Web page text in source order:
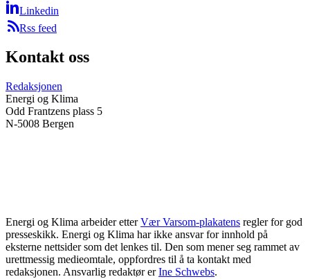
Linkedin
Rss feed
Kontakt oss
Redaksjonen
Energi og Klima
Odd Frantzens plass 5
N-5008 Bergen
Energi og Klima arbeider etter Vær Varsom-plakatens regler for god
presseskikk. Energi og Klima har ikke ansvar for innhold på
eksterne nettsider som det lenkes til. Den som mener seg rammet av
urettmessig medieomtale, oppfordres til å ta kontakt med
redaksjonen. Ansvarlig redaktør er Ine Schwebs.